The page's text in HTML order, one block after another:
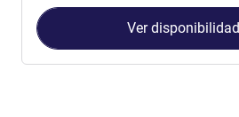
Ver disponibilidad